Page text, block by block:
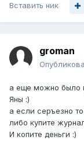
Вставить ник
groman
а еще можно было
Яны :)
а если серъезно
либо купите
И копите деньги :)